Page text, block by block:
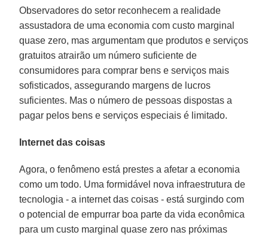
Observadores do setor reconhecem a realidade
assustadora de uma economia com custo marginal
quase zero, mas argumentam que produtos e serviços
gratuitos atrairão um número suficiente de
consumidores para comprar bens e serviços mais
sofisticados, assegurando margens de lucros
suficientes. Mas o número de pessoas dispostas a
pagar pelos bens e serviços especiais é limitado.
Internet das coisas
Agora, o fenômeno está prestes a afetar a economia
como um todo. Uma formidável nova infraestrutura de
tecnologia - a internet das coisas - está surgindo com
o potencial de empurrar boa parte da vida econômica
para um custo marginal quase zero nas próximas